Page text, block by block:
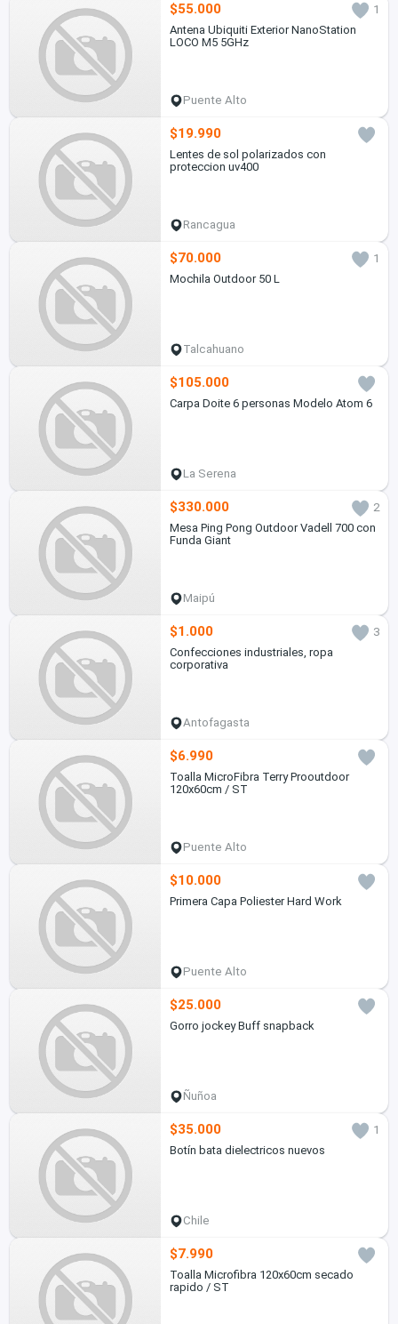
$55.000
1
Antena Ubiquiti Exterior NanoStation
LOCO M5 5GHz
Puente Alto
$19.990
Lentes de sol polarizados con
proteccion uv400
Rancagua
$70.000
1
Mochila Outdoor 50 L
Talcahuano
$105.000
Carpa Doite 6 personas Modelo Atom 6
La Serena
$330.000
2
Mesa Ping Pong Outdoor Vadell 700 con
Funda Giant
Maipú
$1.000
3
Confecciones industriales, ropa
corporativa
Antofagasta
$6.990
Toalla MicroFibra Terry Prooutdoor
120x60cm / ST
Puente Alto
$10.000
Primera Capa Poliester Hard Work
Puente Alto
$25.000
Gorro jockey Buff snapback
Ñuñoa
$35.000
1
Botín bata dielectricos nuevos
Chile
$7.990
Toalla Microfibra 120x60cm secado
rapido / ST